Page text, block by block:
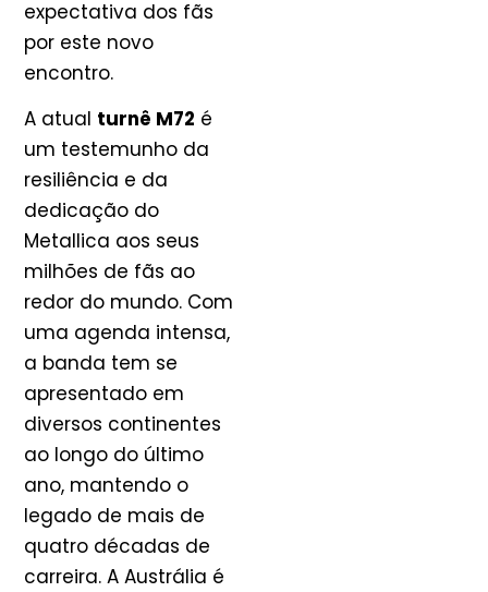
expectativa dos fãs
por este novo
encontro.
A atual turnê M72 é
um testemunho da
resiliência e da
dedicação do
Metallica aos seus
milhões de fãs ao
redor do mundo. Com
uma agenda intensa,
a banda tem se
apresentado em
diversos continentes
ao longo do último
ano, mantendo o
legado de mais de
quatro décadas de
carreira. A Austrália é